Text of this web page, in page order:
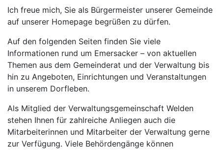
Ich freue mich, Sie als Bürgermeister unserer Gemeinde
auf unserer Homepage begrüßen zu dürfen.
Auf den folgenden Seiten finden Sie viele
Informationen rund um Emersacker – von aktuellen
Themen aus dem Gemeinderat und der Verwaltung bis
hin zu Angeboten, Einrichtungen und Veranstaltungen
in unserem Dorfleben.
Als Mitglied der Verwaltungsgemeinschaft Welden
stehen Ihnen für zahlreiche Anliegen auch die
Mitarbeiterinnen und Mitarbeiter der Verwaltung gerne
zur Verfügung. Viele Behördengänge können